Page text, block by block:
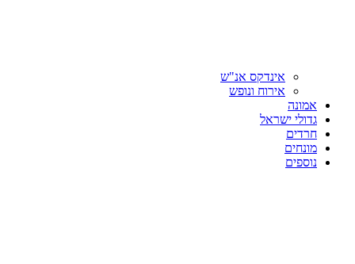
אינדקס אנ"ש
אירוח ונופש
אמונה
גדולי ישראל
חרדים
מונחים
נוספים